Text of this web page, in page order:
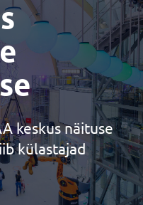
keskus näituse
külastajad